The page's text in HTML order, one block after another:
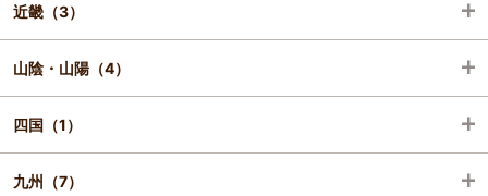
秋田（2）
山形（1）
静岡（5）
近畿（3）
京都（1）
兵庫（2）
山陰・山陽（4）
鳥取（1）
島根（2）
四国（1）
高知（1）
九州（7）